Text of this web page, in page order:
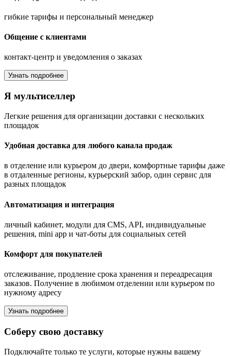
гибкие тарифы и персональный менеджер
Общение с клиентами
контакт-центр и уведомления о заказах
Узнать подробнее
Я мультиселлер
Легкие решения для организации доставки с нескольких
площадок
Удобная доставка для любого канала продаж
в отделение или курьером до двери, комфортные тарифы даже
в отдаленные регионы, курьерский забор, один сервис для
разных площадок
Автоматизация и интеграция
личный кабинет, модули для CMS, API, индивидуальные
решения, mini app и чат-боты для социальных сетей
Комфорт для покупателей
отслеживание, продление срока хранения и переадресация
заказов. Получение в любимом отделении или курьером по
нужному адресу
Узнать подробнее
Соберу свою доставку
Подключайте только те услуги, которые нужны вашему